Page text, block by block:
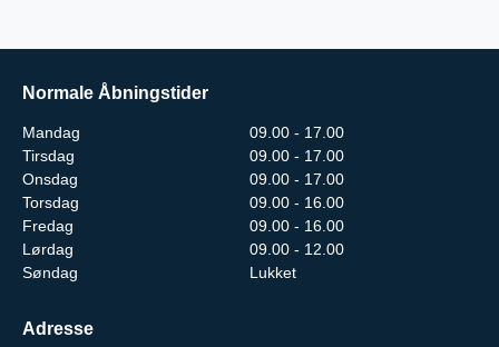
Normale Åbningstider
Mandag
09.00 - 17.00
Tirsdag
09.00 - 17.00
Onsdag
09.00 - 17.00
Torsdag
09.00 - 16.00
Fredag
09.00 - 16.00
Lørdag
09.00 - 12.00
Søndag
Lukket
Adresse